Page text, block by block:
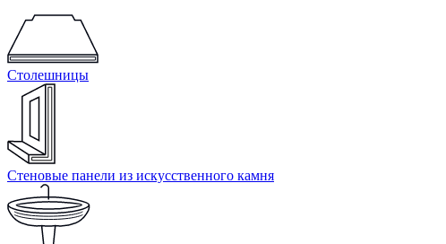
Столешницы
Стеновые панели из искусственного камня